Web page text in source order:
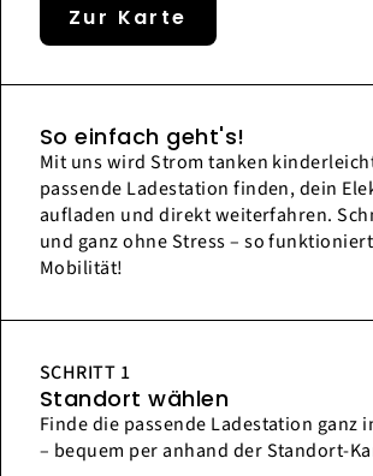
Zur Karte
So einfach geht's!
Mit uns wird Strom tanken
passende Ladestation finden, dein
aufladen und direkt weiterfahren.
und ganz ohne Stress – so
Mobilität!
SCHRITT 1
Standort wählen
Finde die passende Ladestation ganz
– bequem per anhand der Standort-